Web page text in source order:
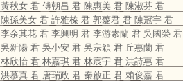
黃秋女 君 傅朝昌 君 陳惠美 君 陳淑芬 君
陳孫美女 君 許雅榛 君 郭薆君 君 陳冠宇 君
李余其花 君 李興明 君 李游素蘭 君 吳國榮 君
吳新陽 君 吳小安 君 吳宗穎 君 丘惠蘭 君
林欣怡 君 林嘉琪 君 林宸宇 君 洪詩惠 君
洪慕真 君 唐瑞政 君 秦啟正 君 賴俊嘉 君